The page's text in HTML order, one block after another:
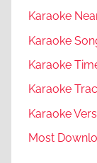
Karaoke
Karaoke
Karaoke
Karaoke
Karaoke
Most